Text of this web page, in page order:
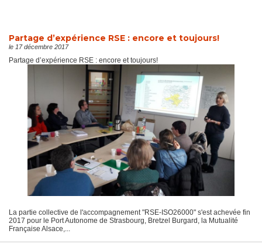
Partage d’expérience RSE : encore et toujours!
le 17 décembre 2017
Partage d’expérience RSE : encore et toujours!
La partie collective de l'accompagnement "RSE-ISO26000" s'est achevée fin
2017 pour le Port Autonome de Strasbourg, Bretzel Burgard, la Mutualité
Française Alsace,...